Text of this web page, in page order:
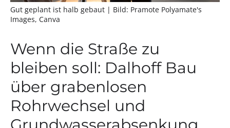
Gut geplant ist halb gebaut | Bild: Pramote Polyamate's
Images, Canva
Wenn die Straße zu
bleiben soll: Dalhoff Bau
über grabenlosen
Rohrwechsel und